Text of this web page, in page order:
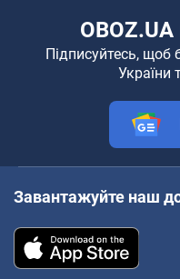
Підписуйтесь, щоб
України
Завантажуйте наш